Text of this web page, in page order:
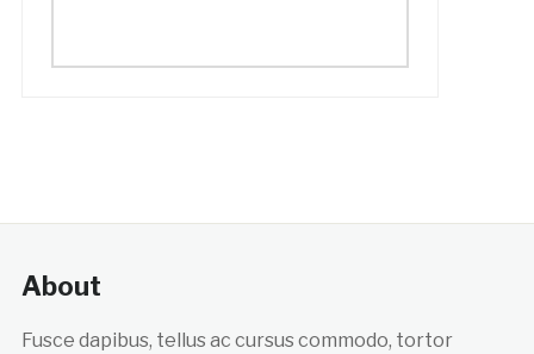
About
Fusce dapibus, tellus ac cursus commodo, tortor